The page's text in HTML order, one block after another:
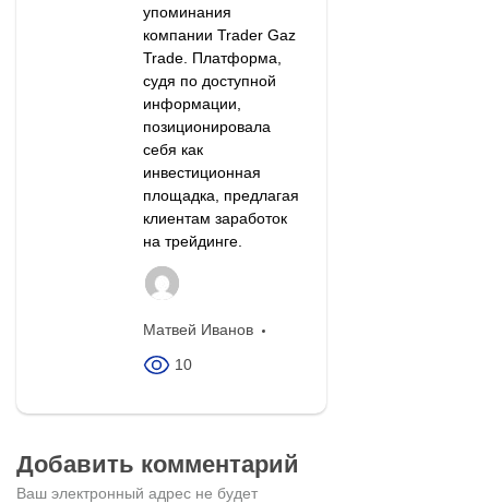
упоминания
компании Trader Gaz
Trade. Платформа,
судя по доступной
информации,
позиционировала
себя как
инвестиционная
площадка, предлагая
клиентам заработок
на трейдинге.
Матвей Иванов
10
Добавить комментарий
Ваш электронный адрес не будет